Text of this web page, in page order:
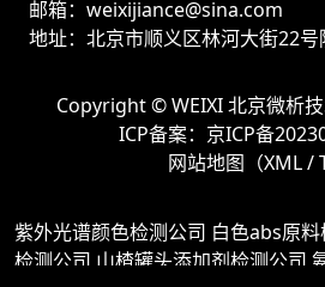
邮箱：weixijiance@sina.com
地址：北京市顺义区林河大街22号
Copyright ©WEIXI 北京微析
ICP备案： 京ICP备
网站地图（XML/
紫外光谱颜色检测公司 白色abs原
检测公司 山楂罐头添加剂检测公司